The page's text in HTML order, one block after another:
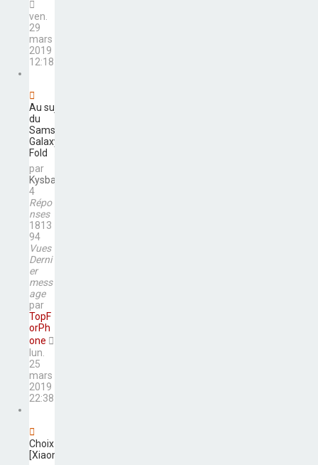
ven.
29
mars
2019
12:18
Au sujet
du
Samsung
Galaxy
Fold
par
Kysban
4
Répo
nses
1813
94
Vues
Derni
er
mess
age
par
TopF
orPh
one
lun.
25
mars
2019
22:38
Choix milieux de gamme
[Xiaomi/Pocophone/huawei]